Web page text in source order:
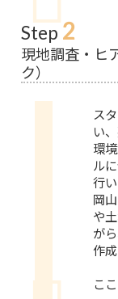
Step 2
現地調査・ヒ
ク）
ス
い
環
ル
行い
岡
や
が
作
こ